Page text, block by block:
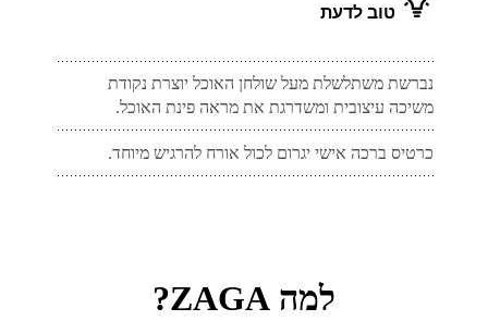
טוב לדעת
נברשת משתלשלת מעל שולחן האוכל יוצרת נקודת
משיכה עיצובית ומשדרגת את מראה פינת האוכל.
כרטיס ברכה אישי יגרום לכול אורח להרגיש מיוחד.
למה ZAGA?